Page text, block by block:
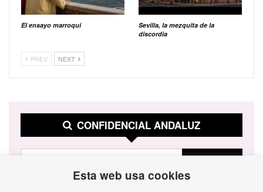
El ensayo marroquí
Sevilla, la mezquita de la
discordia
PREV NEXT
CONFIDENCIAL ANDALUZ
Esta web usa cookies